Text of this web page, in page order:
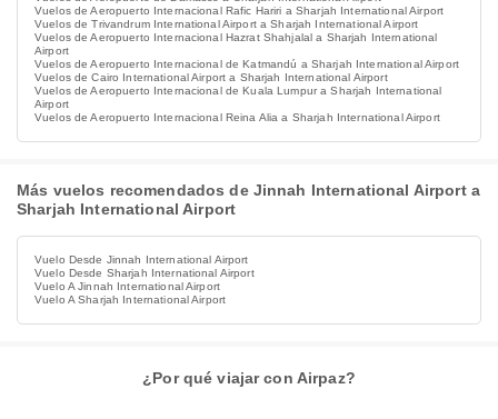
Vuelos de Aeropuerto Internacional Rafic Hariri a Sharjah International Airport
Vuelos de Trivandrum International Airport a Sharjah International Airport
Vuelos de Aeropuerto Internacional Hazrat Shahjalal a Sharjah International
Airport
Vuelos de Aeropuerto Internacional de Katmandú a Sharjah International Airport
Vuelos de Cairo International Airport a Sharjah International Airport
Vuelos de Aeropuerto Internacional de Kuala Lumpur a Sharjah International
Airport
Vuelos de Aeropuerto Internacional Reina Alia a Sharjah International Airport
Más vuelos recomendados de Jinnah International Airport a
Sharjah International Airport
Vuelo Desde Jinnah International Airport
Vuelo Desde Sharjah International Airport
Vuelo A Jinnah International Airport
Vuelo A Sharjah International Airport
¿Por qué viajar con Airpaz?